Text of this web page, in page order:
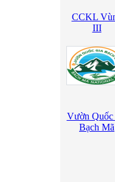
CCKL
III
Vườn Quốc
Bạch Mã